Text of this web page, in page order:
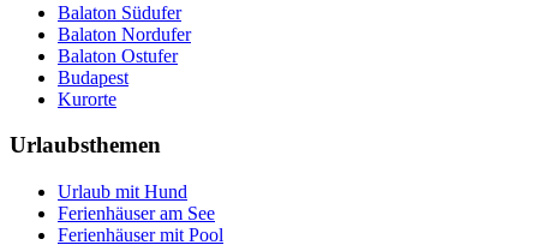
Balaton Südufer
Balaton Nordufer
Balaton Ostufer
Budapest
Kurorte
Urlaubsthemen
Urlaub mit Hund
Ferienhäuser am See
Ferienhäuser mit Pool